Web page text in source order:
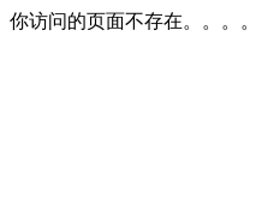
你访问的页面不存在。。。。